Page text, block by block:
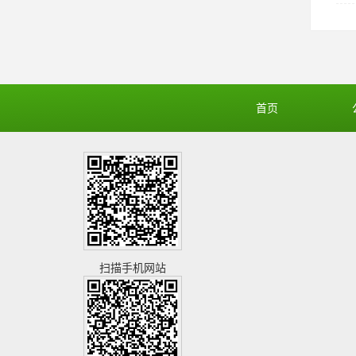
首页
扫描手机网站